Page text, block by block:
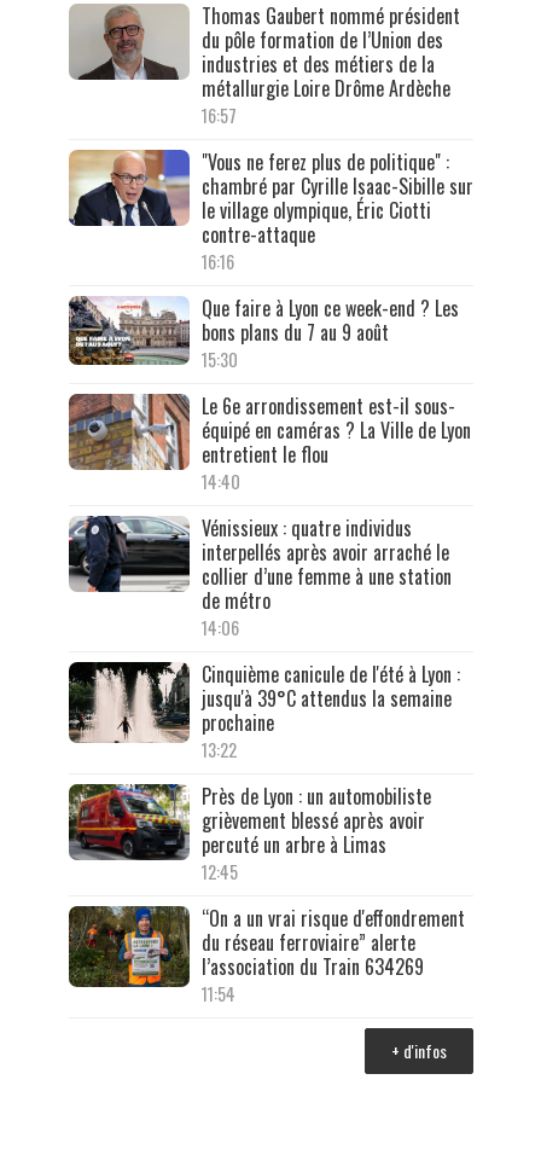
Thomas Gaubert nommé président
du pôle formation de l’Union des
industries et des métiers de la
métallurgie Loire Drôme Ardèche
16:57
"Vous ne ferez plus de politique" :
chambré par Cyrille Isaac-Sibille sur
le village olympique, Éric Ciotti
contre-attaque
16:16
Que faire à Lyon ce week-end ? Les
bons plans du 7 au 9 août
15:30
Le 6e arrondissement est-il sous-
équipé en caméras ? La Ville de Lyon
entretient le flou
14:40
Vénissieux : quatre individus
interpellés après avoir arraché le
collier d’une femme à une station
de métro
14:06
Cinquième canicule de l'été à Lyon :
jusqu'à 39°C attendus la semaine
prochaine
13:22
Près de Lyon : un automobiliste
grièvement blessé après avoir
percuté un arbre à Limas
12:45
“On a un vrai risque d'effondrement
du réseau ferroviaire” alerte
l’association du Train 634269
11:54
+ d'infos